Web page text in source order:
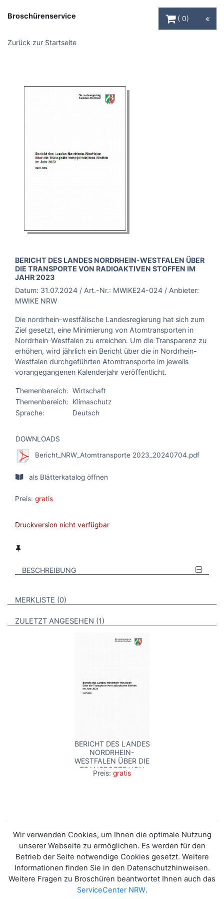
Broschürenservice
0
Zurück zur Startseite
BROSCHÜRE:
BERICHT DES LANDES NORDRHEIN-WESTFALEN ÜBER
DIE TRANSPORTE VON RADIOAKTIVEN STOFFEN IM
JAHR 2023
Datum: 31.07.2024 / Art.-Nr.: MWIKE24-024 / Anbieter:
MWIKE NRW
Die nordrhein-westfälische Landesregierung hat sich zum
Ziel gesetzt, eine Minimierung von Atomtransporten in
Nordrhein-Westfalen zu erreichen. Um die Transparenz zu
erhöhen, wird jährlich ein Bericht über die in Nordrhein-
Westfalen durchgeführten Atomtransporte im jeweils
vorangegangenen Kalenderjahr veröffentlicht.
Themenbereich: Wirtschaft
Themenbereich:
Klimaschutz
Sprache:
Deutsch
DOWNLOADS
Bericht_NRW_Atomtransporte 2023_20240704.pdf
als Blätterkatalog öffnen
Preis: gratis
Druckversion nicht verfügbar
BESCHREIBUNG
VERWEISE AUF VERMERKTE- ODER ZULETZT ANGESEHENE
MERKLISTE 0 BROSCHÜREN
ZULETZT ANGESEHEN 1 BROSCHÜREN
BERICHT DES LANDES
NORDRHEIN-
WESTFALEN ÜBER DIE
TRANSPORTE VON
RADIOAKTIVEN
Preis: gratis
Wir verwenden Cookies, um Ihnen die optimale Nutzung
unserer Webseite zu ermöglichen. Es werden für den
Betrieb der Seite notwendige Cookies gesetzt. Weitere
Informationen finden Sie in den Datenschutzhinweisen.
Weitere Fragen zu Broschüren beantwortet Ihnen auch das
ServiceCenter NRW.